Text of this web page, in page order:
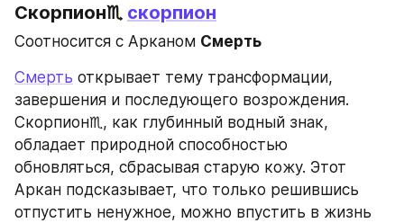
Скорпион♏ скорпион
Соотносится с Арканом Смерть
Смерть открывает тему трансформации,
завершения и последующего возрождения.
Скорпион♏, как глубинный водный знак,
обладает природной способностью
обновляться, сбрасывая старую кожу. Этот
Аркан подсказывает, что только решившись
отпустить ненужное, можно впустить в жизнь